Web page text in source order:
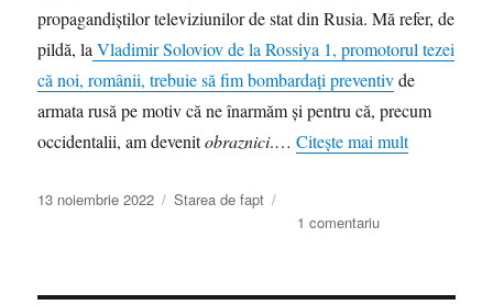
propagandiștilor televiziunilor de stat din Rusia. Mă refer, de
pildă, la Vladimir Soloviov de la Rossiya 1, promotorul tezei
că noi, românii, trebuie să fim bombardați preventivde
armata rusă pe motiv că ne înarmăm și pentru că, precum
occidentalii, am devenitobraznici.…Citește mai mult
Publicat
13 noiembrie 2022 Categorii
Starea de fapt
1 comentariula
podcasturile